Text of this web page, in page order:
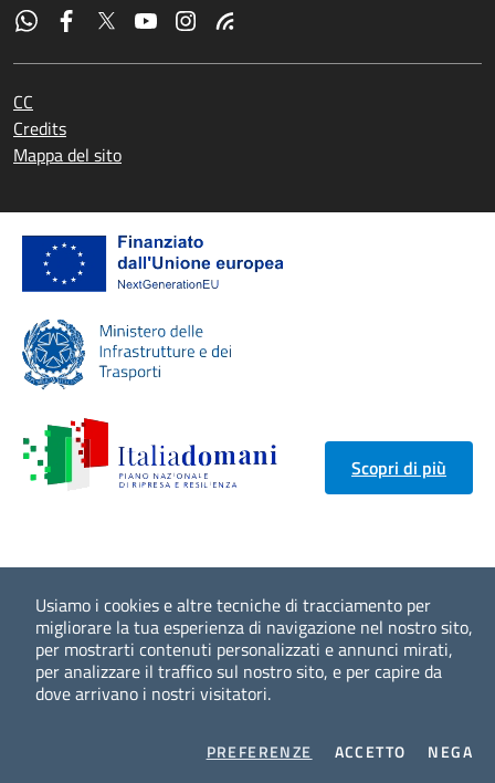
Usiamo i cookies e altre tecniche di tracciamento per
migliorare la tua esperienza di navigazione nel nostro sito,
per mostrarti contenuti personalizzati e annunci mirati,
per analizzare il traffico sul nostro sito, e per capire da
dove arrivano i nostri visitatori.
PREFERENZE COOKIES
ACCETTO I COOKIES
NEGAI
CC
Credits
Mappa del sito
Scopri di più